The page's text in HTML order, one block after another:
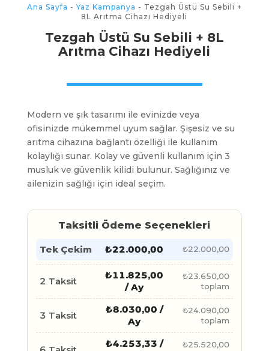
Ana Sayfa -Yaz Kampanya - Tezgah Üstü Su Sebili +
8L Arıtma Cihazı Hediyeli
Tezgah Üstü Su Sebili + 8L
Arıtma Cihazı Hediyeli
Modern ve şık tasarımı ile evinizde veya
ofisinizde mükemmel uyum sağlar. Şişesiz ve su
arıtma cihazına bağlantı özelliği ile kullanım
kolaylığı sunar. Kolay ve güvenli kullanım için 3
musluk ve güvenlik kilidi bulunur. Sağlığınız ve
ailenizin sağlığı için ideal seçim.
Taksitli Ödeme Seçenekleri
Tek Çekim ₺22.000,00 ₺22.000,00
2 Taksit
₺11.825,00
/ Ay
₺23.650,00
toplam
3 Taksit
₺8.030,00 /
Ay
₺24.090,00
toplam
₺4.253,33 /
₺25.520,00